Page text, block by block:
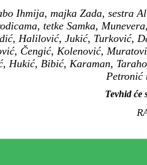
Ihmija, majka Zada, sestra
tetke Samka,
Halilović, Jukić, Turković,
Čengić, Kolenović,
Hukić, Bibić, Karaman,
Petronić
Tevhid će